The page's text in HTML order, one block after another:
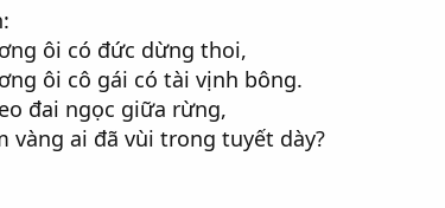
ôi có đức dừng thoi,
ôi cô gái có tài vịnh bông.
đai ngọc giữa rừng,
vàng ai đã vùi trong tuyết dày?